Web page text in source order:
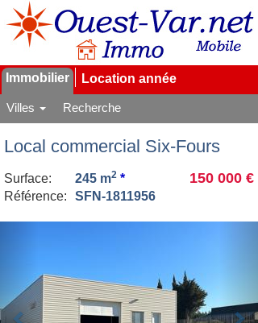
Immobilier Location année
Villes Recherche
Local commercial Six-Fours
150 000 €
Surface: 245 m2 *
Référence:
SFN-1811956